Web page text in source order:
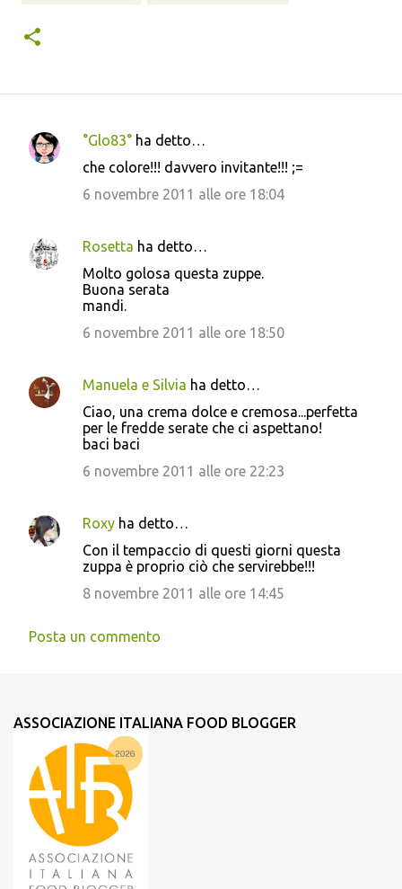
C
e
°Glo83° ha detto…
che colore!!! davvero invitante!!! ;=
6 novembre 2011 alle ore 18:04
Rosetta ha detto…
Molto golosa questa zuppe.
Buona serata
mandi.
6 novembre 2011 alle ore 18:50
Manuela e Silvia ha detto…
Ciao, una crema dolce e cremosa...perfetta
per le fredde serate che ci aspettano!
baci baci
6 novembre 2011 alle ore 22:23
Roxy ha detto…
Con il tempaccio di questi giorni questa
zuppa è proprio ciò che servirebbe!!!
8 novembre 2011 alle ore 14:45
Posta un commento
ASSOCIAZIONE ITALIANA FOOD BLOGGER